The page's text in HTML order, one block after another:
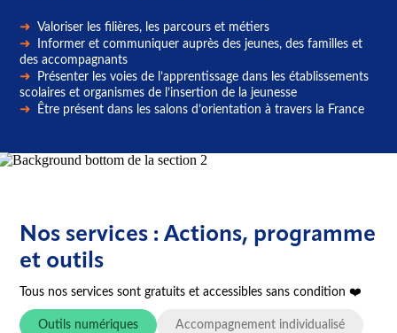
Valoriser les filières, les parcours et métiers
Informer et communiquer auprès des jeunes, des familles et
des accompagnants
Présenter les voies de l’apprentissage dans les établissements
scolaires et organismes de l’insertion de la jeunesse
Être présent dans les salons d’orientation à travers la France
Nos services : Actions, programme
et outils
Outils numériques Accompagnement individualisé
Tous nos services sont gratuits et accessibles sans condition ❤️